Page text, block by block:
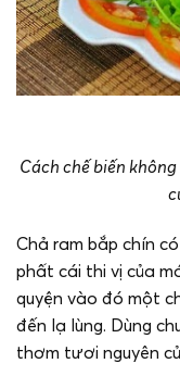
Cách chế biến
Chả ram bắp chín
phất cái thi vị của
quyện vào đó một
đến lạ lùng. Dùng
thơm tươi nguyên